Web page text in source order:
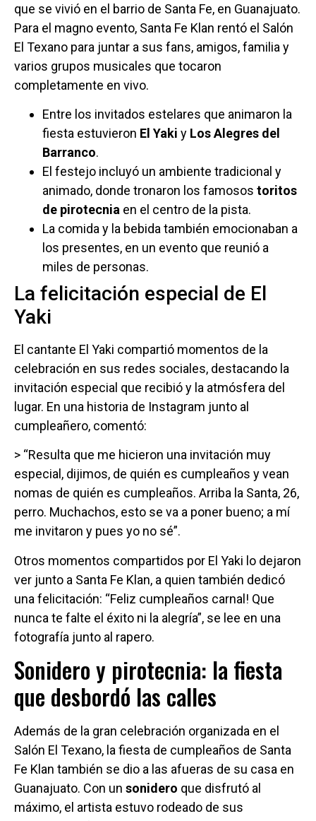
que se vivió en el barrio de Santa Fe, en Guanajuato.
Para el magno evento, Santa Fe Klan rentó el Salón
El Texano para juntar a sus fans, amigos, familia y
varios grupos musicales que tocaron
completamente en vivo.
Entre los invitados estelares que animaron la
fiesta estuvieron El Yaki y Los Alegres del
Barranco.
El festejo incluyó un ambiente tradicional y
animado, donde tronaron los famosos toritos
de pirotecnia en el centro de la pista.
La comida y la bebida también emocionaban a
los presentes, en un evento que reunió a
miles de personas.
La felicitación especial de El
Yaki
El cantante El Yaki compartió momentos de la
celebración en sus redes sociales, destacando la
invitación especial que recibió y la atmósfera del
lugar. En una historia de Instagram junto al
cumpleañero, comentó:
> “Resulta que me hicieron una invitación muy
especial, dijimos, de quién es cumpleaños y vean
nomas de quién es cumpleaños. Arriba la Santa, 26,
perro. Muchachos, esto se va a poner bueno; a mí
me invitaron y pues yo no sé”.
Otros momentos compartidos por El Yaki lo dejaron
ver junto a Santa Fe Klan, a quien también dedicó
una felicitación: “Feliz cumpleaños carnal! Que
nunca te falte el éxito ni la alegría”, se lee en una
fotografía junto al rapero.
Sonidero y pirotecnia: la fiesta
que desbordó las calles
Además de la gran celebración organizada en el
Salón El Texano, la fiesta de cumpleaños de Santa
Fe Klan también se dio a las afueras de su casa en
Guanajuato. Con un sonidero que disfrutó al
máximo, el artista estuvo rodeado de sus